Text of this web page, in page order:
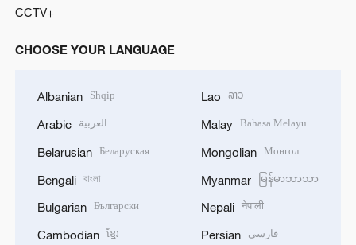
CCTV+
CHOOSE YOUR LANGUAGE
Albanian Shqip
Arabic العربية
Belarusian Беларуская
Bengali বাংলা
Bulgarian Български
Cambodian ខ្មែរ
Lao ລາວ
Malay Bahasa Melayu
Mongolian Монгол
Myanmar မြန်မာဘာသာ
Nepali नेपाली
Persian فارسی